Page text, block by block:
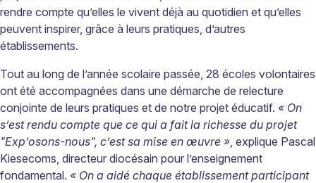
rendre compte qu’elles le vivent déjà au quotidien et qu’elles
peuvent inspirer, grâce à leurs pratiques, d’autres
établissements.
Tout au long de l’année scolaire passée, 28 écoles volontaires
ont été accompagnées dans une démarche de relecture
conjointe de leurs pratiques et de notre projet éducatif. « On
s’est rendu compte que ce qui a fait la richesse du projet
"Exp’osons-nous", c’est sa mise en œuvre » , explique Pascal
Kiesecoms, directeur diocésain pour l’enseignement
fondamental. « On a aidé chaque établissement participant